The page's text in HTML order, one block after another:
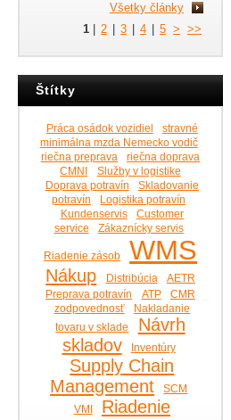
Všetky články
1
2 3 4 5 > >>
Štítky
Práca osádok vozidiel
stravné
minimálna mzda Nemecko vodič
riečna preprava
riečna doprava
CMNI
Služby v logistike
Doprava potravín
Skladovanie
potravín
Logistika potravín
Kundenservis
Customer
service
Zákaznícky servis
Riadenie zásob WMS
Nákup Distribúcia
AETR
Preprava potravín
ATP
CMR
zodpovednosť
Nakladanie
tovaru v sklade
Návrh
skladov
Inventúry
Supply Chain
Management
SCM
VMI
Riadenie